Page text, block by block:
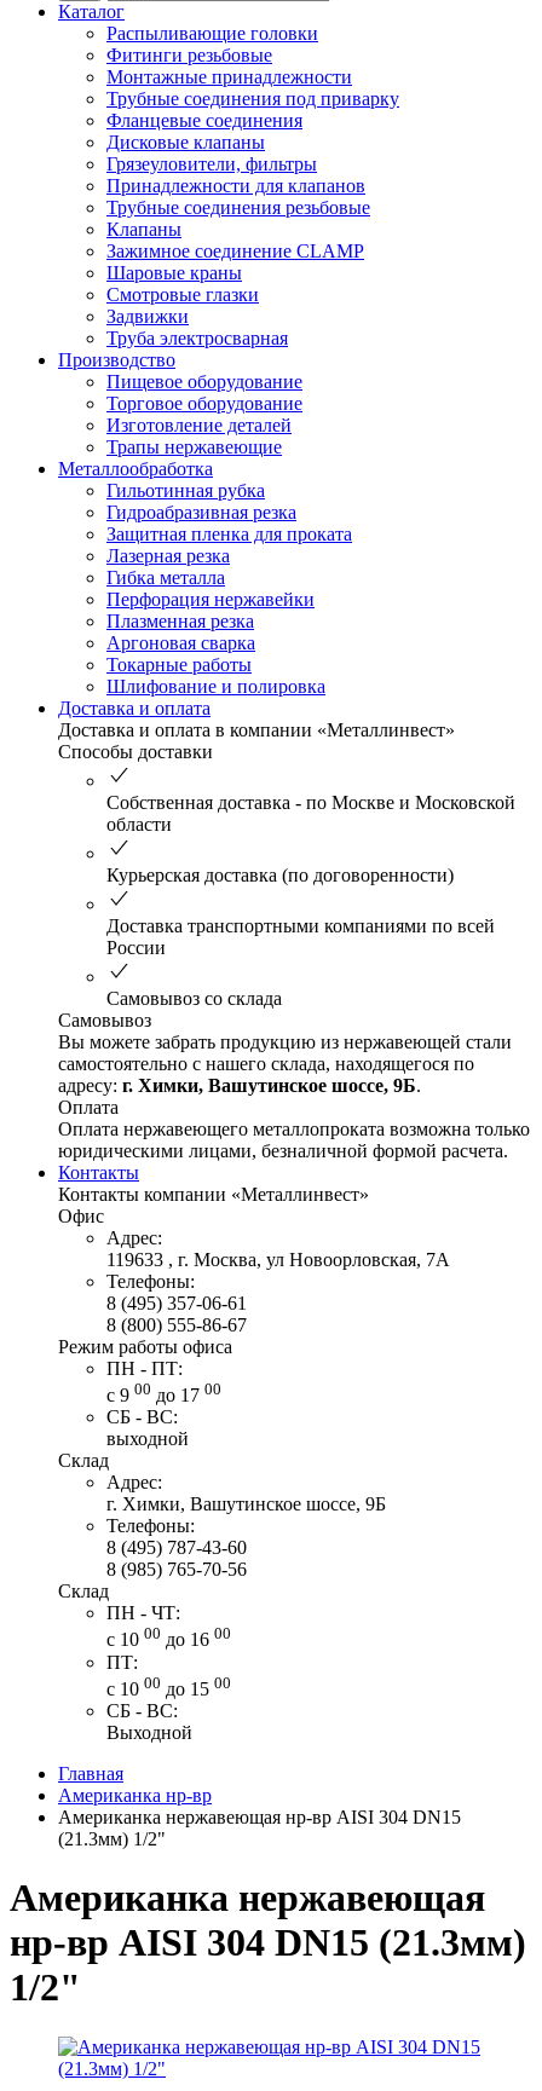
Каталог
Распыливающие головки
Фитинги резьбовые
Монтажные принадлежности
Трубные соединения под приварку
Фланцевые соединения
Дисковые клапаны
Грязеуловители, фильтры
Принадлежности для клапанов
Трубные соединения резьбовые
Клапаны
Зажимное соединение CLAMP
Шаровые краны
Смотровые глазки
Задвижки
Труба электросварная
Производство
Пищевое оборудование
Торговое оборудование
Изготовление деталей
Трапы нержавеющие
Металлообработка
Гильотинная рубка
Гидроабразивная резка
Защитная пленка для проката
Лазерная резка
Гибка металла
Перфорация нержавейки
Плазменная резка
Аргоновая сварка
Токарные работы
Шлифование и полировка
Доставка и оплата
Доставка и оплата в компании «Металлинвест»
Способы доставки
Собственная доставка - по Москве и Московской
области
Курьерская доставка (по договоренности)
Доставка транспортными компаниями по всей
России
Самовывоз со склада
Самовывоз
Вы можете забрать продукцию из нержавеющей стали
самостоятельно с нашего склада, находящегося по
адресу: г. Химки, Вашутинское шоссе, 9Б.
Оплата
Оплата нержавеющего металлопроката возможна только
юридическими лицами, безналичной формой расчета.
Контакты
Контакты компании «Металлинвест»
Офис
Адрес:
119633 , г. Москва, ул Новоорловская, 7А
Телефоны:
8 (495) 357-06-61
8 (800) 555-86-67
Режим работы офиса
ПН - ПТ:
с 9 00 до 17 00
СБ - ВС:
выходной
Склад
Адрес:
г. Химки, Вашутинское шоссе, 9Б
Телефоны:
8 (495) 787-43-60
8 (985) 765-70-56
Склад
ПН - ЧТ:
с 10 00 до 16 00
ПТ:
с 10 00 до 15 00
СБ - ВС:
Выходной
Главная
Американка нр-вр
Американка нержавеющая нр-вр AISI 304 DN15
(21.3мм) 1/2"
Американка нержавеющая
нр-вр AISI 304 DN15 (21.3мм)
1/2"